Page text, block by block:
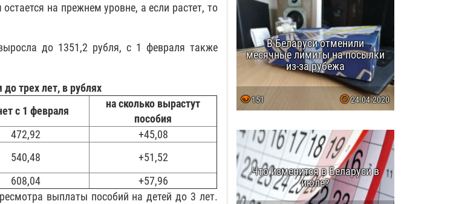
на прежнем уровне, а если растет, то
до 1351,2 рубля, с 1 февраля также
трех лет, в рублях
с 1 февраля
на сколько вырастут
пособия
472,92
+45,08
540,48
+51,52
608,04
+57,96
выплаты пособий на детей до 3 лет.
В Беларуси отменили
месячные лимиты на посылки
из-за рубежа
151 24.04.2020
Что изменится в Беларуси в
июле?